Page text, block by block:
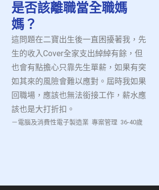
是否該離職當全職媽
媽？
這問題在二寶出生後一直困擾著我，先
生的收入Cover全家支出綽綽有餘，但
也會有點擔心只靠先生單薪，如果有突
如其來的風險會難以應對。屆時我如果
回職場，應該也無法銜接工作，薪水應
該也是大打折扣。
－電腦及消費性電子製造業 專案管理 36-40歲